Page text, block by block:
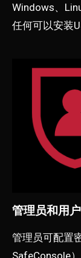
Windows、
任何可以安装
管理员和用
管理员可配置
SafeConsole